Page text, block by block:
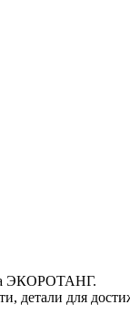
ЭКОРОТАНГ.
детали для